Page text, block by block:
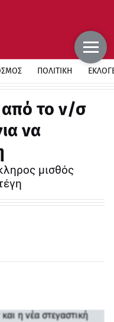
ΠΟΛΙΤΙΚΗ
από το ν/σ
να
μισθός